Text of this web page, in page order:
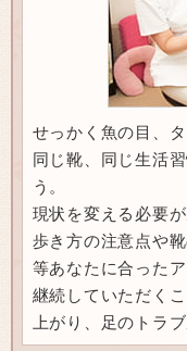
せっかく魚の目、
同じ靴、同じ生活
う。
現状を変える必要が
歩き方の注意点や
等あなたに合った
継続していただく
上がり、足のトラ